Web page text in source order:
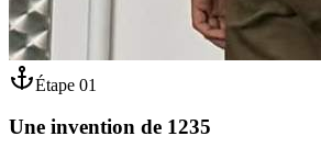
Étape 01
Une invention de 1235